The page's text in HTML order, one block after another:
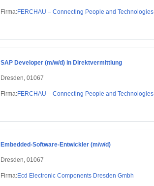
Firma:FERCHAU – Connecting People and Technologies
SAP Developer (m/w/d) in Direktvermittlung
Dresden, 01067
Firma:FERCHAU – Connecting People and Technologies
Embedded-Software-Entwickler (m/w/d)
Dresden, 01067
Firma:Ecd Electronic Components Dresden Gmbh